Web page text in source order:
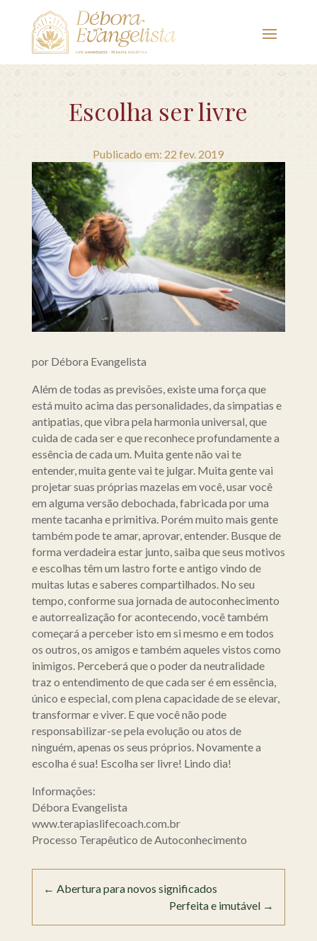
Escolha ser livre
Publicado em: 22 fev. 2019
por Débora Evangelista
Além de todas as previsões, existe uma força que
está muito acima das personalidades, da simpatias e
antipatias, que vibra pela harmonia universal, que
cuida de cada ser e que reconhece profundamente a
essência de cada um. Muita gente não vai te
entender, muita gente vai te julgar. Muita gente vai
projetar suas próprias mazelas em você, usar você
em alguma versão debochada, fabricada por uma
mente tacanha e primitiva. Porém muito mais gente
também pode te amar, aprovar, entender. Busque de
forma verdadeira estar junto, saiba que seus motivos
e escolhas têm um lastro forte e antigo vindo de
muitas lutas e saberes compartilhados. No seu
tempo, conforme sua jornada de autoconhecimento
e autorrealização for acontecendo, você também
começará a perceber isto em si mesmo e em todos
os outros, os amigos e também aqueles vistos como
inimigos. Perceberá que o poder da neutralidade
traz o entendimento de que cada ser é em essência,
único e especial, com plena capacidade de se elevar,
transformar e viver. E que você não pode
responsabilizar-se pela evolução ou atos de
ninguém, apenas os seus próprios. Novamente a
escolha é sua! Escolha ser livre! Lindo dia!
Informações:
Débora Evangelista
www.terapiaslifecoach.com.br
Processo Terapêutico de Autoconhecimento
← Abertura para novos significados
Perfeita e imutável →